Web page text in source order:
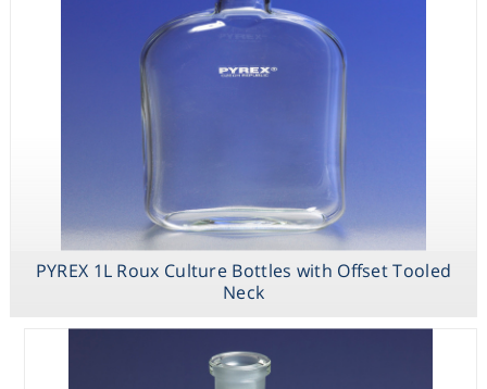
PYREX 1L Roux Culture Bottles with Offset Tooled
Neck
PYREX 350mL
PYREX 1L Roux
Culture Bottles
PYREX 125mL
Dropping Bottle
with Bulb and